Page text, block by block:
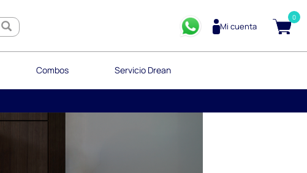
Mi cuenta
0
Combos Servicio Drean